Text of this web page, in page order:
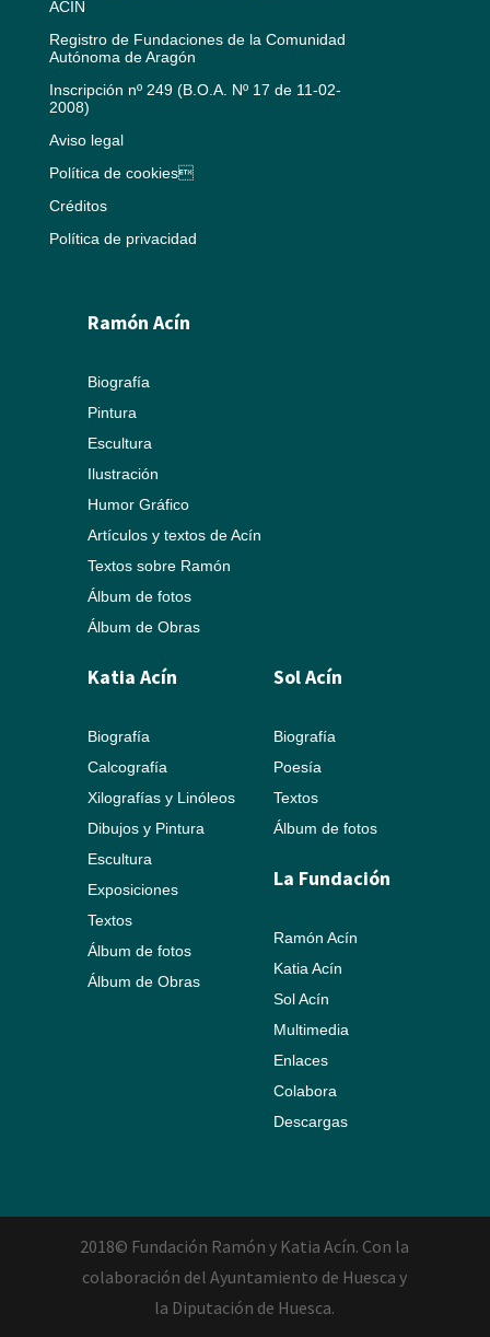
ACÍN
Registro de Fundaciones de la Comunidad
Autónoma de Aragón
Inscripción nº 249 (B.O.A. Nº 17 de 11-02-
2008)
Aviso legal
Política de cookies
Créditos
Política de privacidad
Ramón Acín
Biografía
Pintura
Escultura
Ilustración
Humor Gráfico
Artículos y textos de Acín
Textos sobre Ramón
Álbum de fotos
Álbum de Obras
Katia Acín
Biografía
Calcografía
Xilografías y Linóleos
Dibujos y Pintura
Escultura
Exposiciones
Textos
Álbum de fotos
Álbum de Obras
Sol Acín
Biografía
Poesía
Textos
Álbum de fotos
La Fundación
Ramón Acín
Katia Acín
Sol Acín
Multimedia
Enlaces
Colabora
Descargas
2018© Fundación Ramón y Katia Acín. Con la
colaboración del Ayuntamiento de Huesca y
la Diputación de Huesca.